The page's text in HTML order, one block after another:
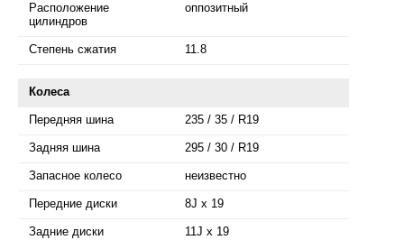
Расположение
цилиндров
оппозитный
Степень сжатия 11.8
Колеса
Передняя шина 235 / 35 / R19
Задняя шина 295 / 30 / R19
Запасное колесо неизвестно
Передние диски 8J x 19
Задние диски 11J x 19